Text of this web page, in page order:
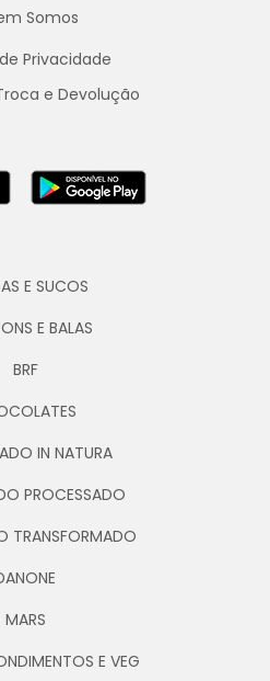
Somos
Privacidade
e Devolução
E SUCOS
E BALAS
BRF
IN NATURA
PROCESSADO
TRANSFORMADO
MARS
E VEG